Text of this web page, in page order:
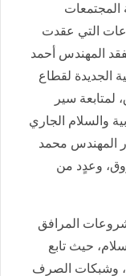
المجتمعات
التي عقدت
المهندس أحمد
الجديدة لقطاع
لمتابعة سير
والسلام الجاري
المهندس محمد
وعدٍد من
المرافق
حيث تابع
وشبكات الصرف